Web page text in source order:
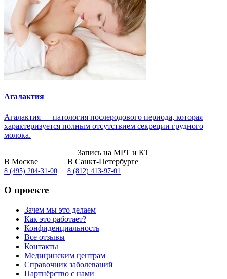
Агалактия
Агалактия — патология послеродового периода, которая
характеризуется полным отсутствием секреции грудного
молока.
Запись на МРТ и КТ
В Москве
8 (495) 204-31-00
В Санкт-Петербурге
8 (812) 413-97-01
О проекте
Зачем мы это делаем
Как это работает?
Конфиденциальность
Все отзывы
Контакты
Медицинским центрам
Справочник заболеваний
Партнёрство с нами